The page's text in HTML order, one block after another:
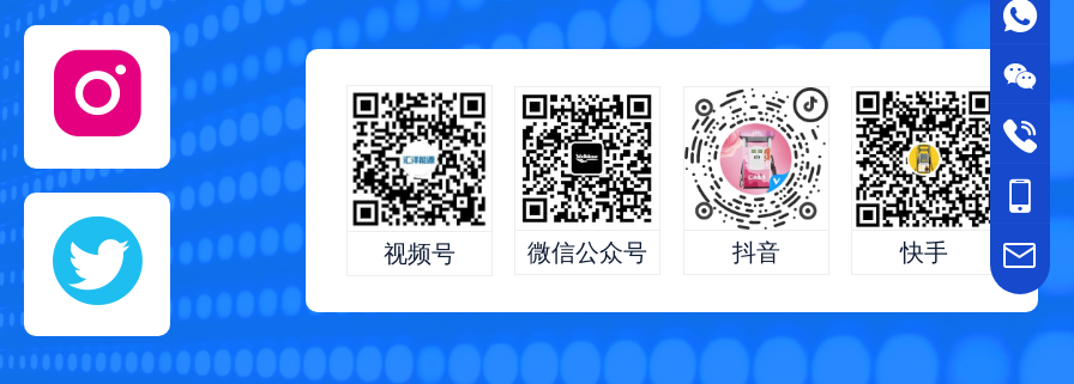
视频号 微信公众号 抖音 快手